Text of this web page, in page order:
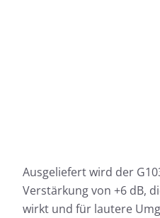
Ausgeliefert wird der
Verstärkung von +6 dB,
wirkt und für lautere